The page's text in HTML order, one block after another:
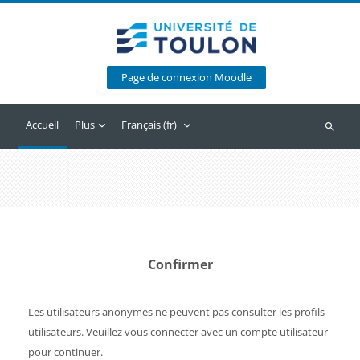
Page de connexion Moodle
Accueil Plus Français ‎(fr)‎
Confirmer
Les utilisateurs anonymes ne peuvent pas consulter les profils
utilisateurs. Veuillez vous connecter avec un compte utilisateur
pour continuer.